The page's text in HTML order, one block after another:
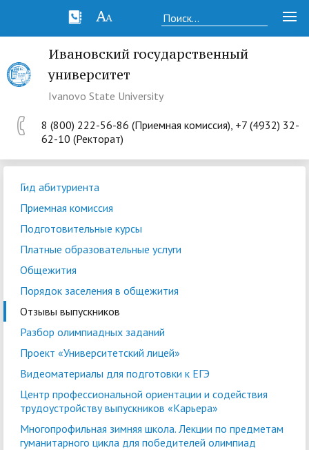
Ивановский государственный
университет
Ivanovo State University
8 (800) 222-56-86 (Приемная комиссия), +7 (4932) 32-
62-10 (Ректорат)
Гид абитуриента
Приемная комиссия
Подготовительные курсы
Платные образовательные услуги
Общежития
Порядок заселения в общежития
Отзывы выпускников
Разбор олимпиадных заданий
Проект «Университетский лицей»
Видеоматериалы для подготовки к ЕГЭ
Центр профессиональной ориентации и содействия
трудоустройству выпускников «Карьера»
Многопрофильная зимняя школа. Лекции по предметам
гуманитарного цикла для победителей олимпиад